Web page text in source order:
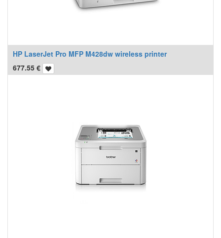
HP LaserJet Pro MFP M428dw wireless printer
677.55 €